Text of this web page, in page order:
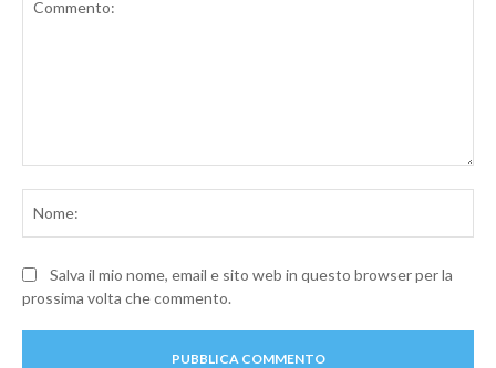
Salva il mio nome, email e sito web in questo browser per la
prossima volta che commento.